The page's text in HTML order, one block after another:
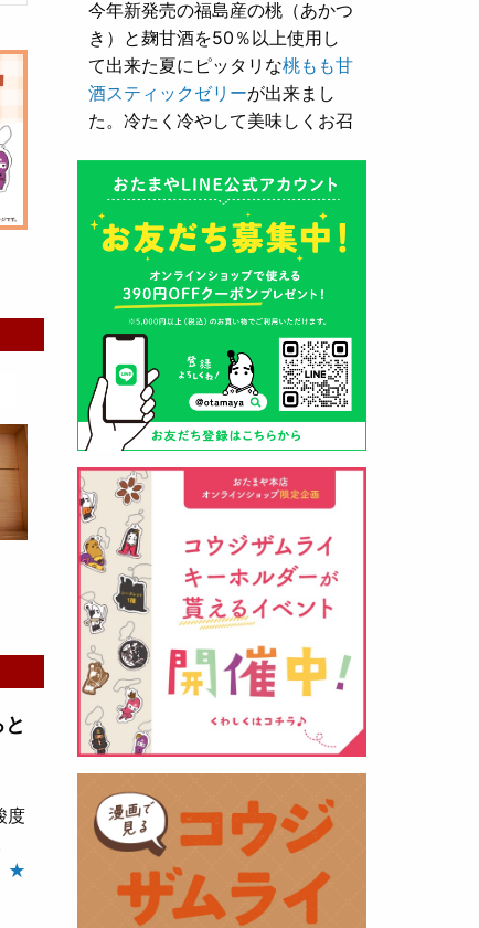
度
★
今年新発売の福島産の桃（あかつ
き）と麹甘酒を50％以上使用し
て出来た夏にピッタリな桃もも甘
酒スティックゼリーが出来まし
た。冷たく冷やして美味しくお召
とろり漬け込み用酒粕が新発売！
（2026年05月10日）
山形酒蔵の今期新粕を低温でじっ
くりと熟成させて、とろり漬け込
まみをしっかりと引き出して出来
ました。野菜、お魚、お肉等の漬
け込みにどうぞ・・・
クロ黒麹甘酒 スティック新発売
（2026年03月08日）
黒麹の天然クエン酸で運動の為に
最大の機能を発揮出来るよう開発
しました。少しゆるく仕上がりま
したので初回ロット8,000本程度
を訳あり価格で提供します。品質